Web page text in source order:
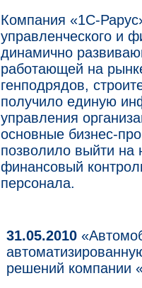
Компания «1С-
управленческого и
динамично
работающей на
генподрядов,
получило единую
управления
основные бизнес-
позволило выйти на
финансовый
персонала.
31.05.2010
решений компании